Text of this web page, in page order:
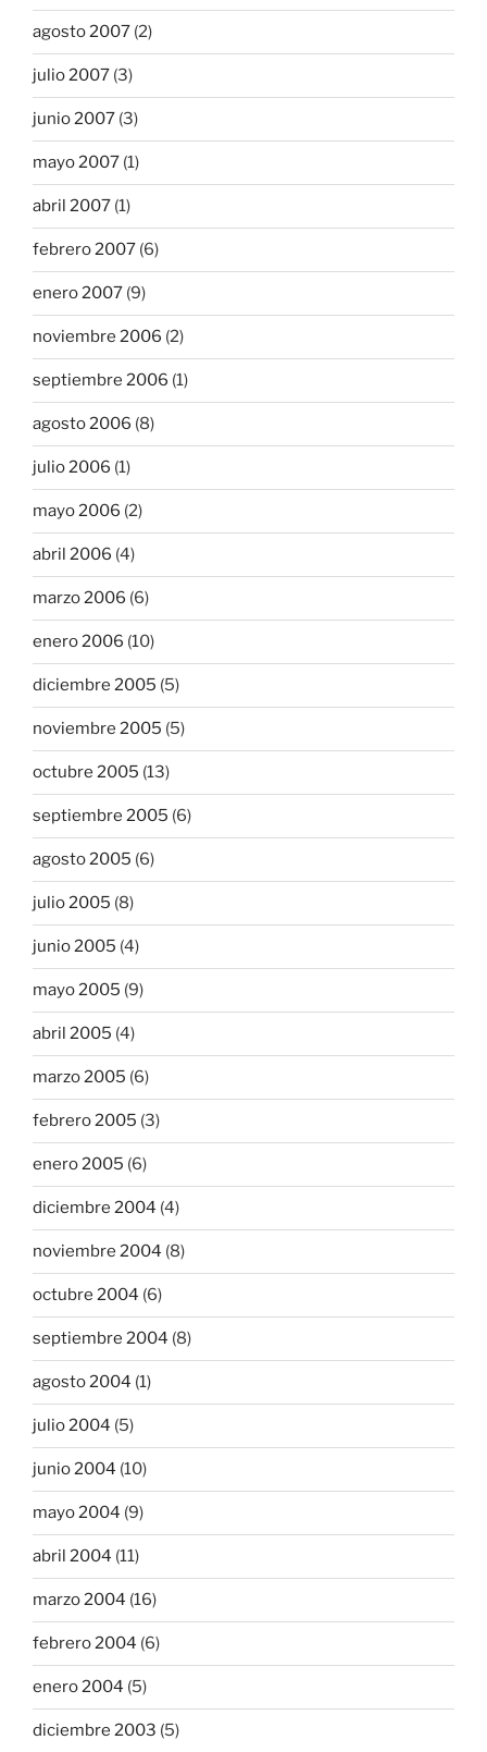
agosto 2007 (2)
julio 2007 (3)
junio 2007 (3)
mayo 2007 (1)
abril 2007 (1)
febrero 2007 (6)
enero 2007 (9)
noviembre 2006 (2)
septiembre 2006 (1)
agosto 2006 (8)
julio 2006 (1)
mayo 2006 (2)
abril 2006 (4)
marzo 2006 (6)
enero 2006 (10)
diciembre 2005 (5)
noviembre 2005 (5)
octubre 2005 (13)
septiembre 2005 (6)
agosto 2005 (6)
julio 2005 (8)
junio 2005 (4)
mayo 2005 (9)
abril 2005 (4)
marzo 2005 (6)
febrero 2005 (3)
enero 2005 (6)
diciembre 2004 (4)
noviembre 2004 (8)
octubre 2004 (6)
septiembre 2004 (8)
agosto 2004 (1)
julio 2004 (5)
junio 2004 (10)
mayo 2004 (9)
abril 2004 (11)
marzo 2004 (16)
febrero 2004 (6)
enero 2004 (5)
diciembre 2003 (5)